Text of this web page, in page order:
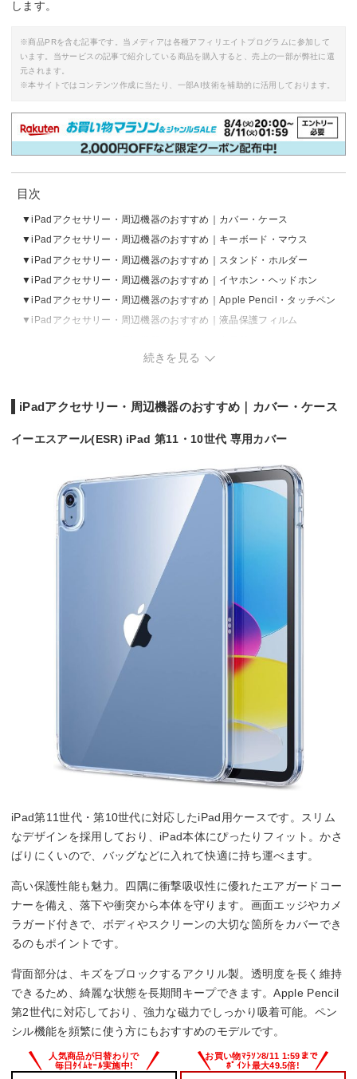
します。
※商品PRを含む記事です。当メディアは各種アフィリエイトプログラムに参加して
います。当サービスの記事で紹介している商品を購入すると、売上の一部が弊社に還
元されます。
※本サイトではコンテンツ作成に当たり、一部AI技術を補助的に活用しております。
目次
iPadアクセサリー・周辺機器のおすすめ｜カバー・ケース
iPadアクセサリー・周辺機器のおすすめ｜キーボード・マウス
iPadアクセサリー・周辺機器のおすすめ｜スタンド・ホルダー
iPadアクセサリー・周辺機器のおすすめ｜イヤホン・ヘッドホン
iPadアクセサリー・周辺機器のおすすめ｜Apple Pencil・タッチペン
iPadアクセサリー・周辺機器のおすすめ｜液晶保護フィルム
ーブル
続きを見る
iPadアクセサリー・周辺機器のおすすめ｜カバー・ケース
イーエスアール(ESR) iPad 第11・10世代 専用カバー
iPad第11世代・第10世代に対応したiPad用ケースです。スリム
なデザインを採用しており、iPad本体にぴったりフィット。かさ
ばりにくいので、バッグなどに入れて快適に持ち運べます。
高い保護性能も魅力。四隅に衝撃吸収性に優れたエアガードコー
ナーを備え、落下や衝突から本体を守ります。画面エッジやカメ
ラガード付きで、ボディやスクリーンの大切な箇所をカバーでき
るのもポイントです。
背面部分は、キズをブロックするアクリル製。透明度を長く維持
できるため、綺麗な状態を長期間キープできます。Apple Pencil
第2世代に対応しており、強力な磁力でしっかり吸着可能。ペン
シル機能を頻繁に使う方にもおすすめのモデルです。